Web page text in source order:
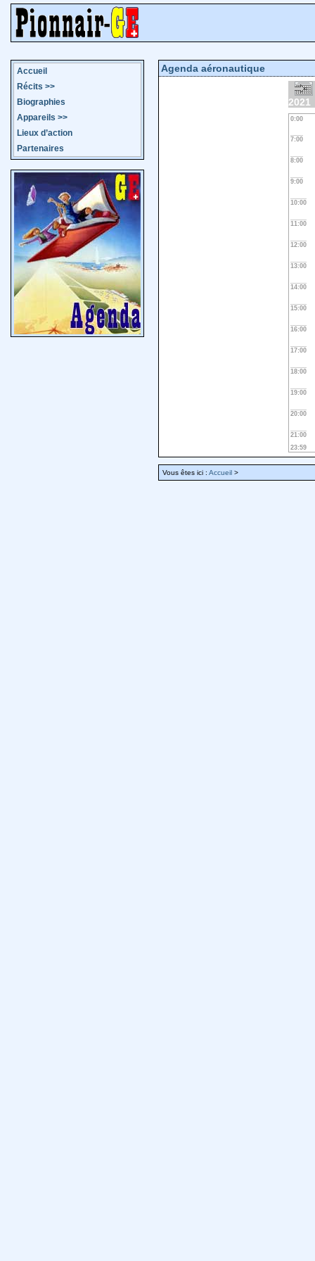
Accueil
Récits >>
Biographies
Appareils >>
Lieux d’action
Partenaires
Agenda aéronautique
2021
0:00
7:00
8:00
9:00
10:00
11:00
12:00
13:00
14:00
15:00
16:00
17:00
18:00
19:00
20:00
21:00
23:59
Vous êtes ici : Accueil >